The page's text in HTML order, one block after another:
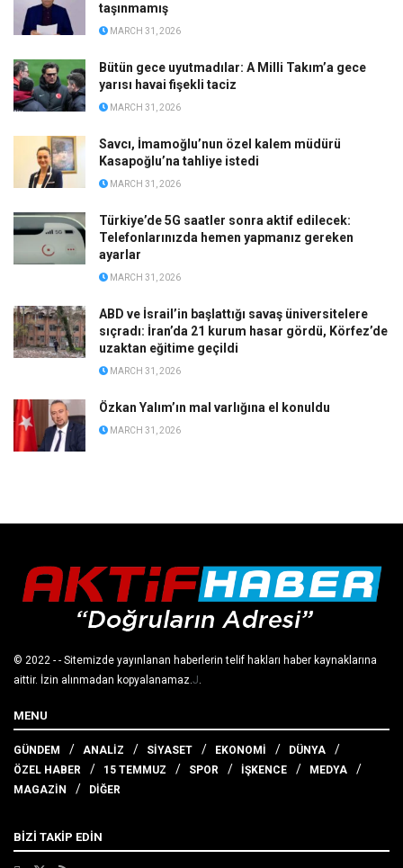
taşınmamış
MARCH 31, 2026
Bütün gece uyutmadılar: A Milli Takım’a gece
yarısı havai fişekli taciz
MARCH 31, 2026
Savcı, İmamoğlu’nun özel kalem müdürü
Kasapoğlu’na tahliye istedi
MARCH 31, 2026
Türkiye’de 5G saatler sonra aktif edilecek:
Telefonlarınızda hemen yapmanız gereken
ayarlar
MARCH 31, 2026
ABD ve İsrail’in başlattığı savaş üniversitelere
sıçradı: İran’da 21 kurum hasar gördü, Körfez’de
uzaktan eğitime geçildi
MARCH 31, 2026
Özkan Yalım’ın mal varlığına el konuldu
MARCH 31, 2026
© 2022 - - Sitemizde yayınlanan haberlerin telif hakları haber kaynaklarına
aittir. İzin alınmadan kopyalanamaz. J
MENU
GÜNDEM ANALİZ SİYASET EKONOMİ
DÜNYA
ÖZEL HABER
15 TEMMUZ SPOR İŞKENCE
MEDYA
MAGAZİN
DİĞER
BİZİ TAKİP EDİN